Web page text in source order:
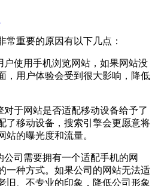
常重要的原因有以下几点：
户使用手机浏览网站，如果网站没
，用户体验会受到很大影响，降低
对于网站是否适配移动设备给予了
了移动设备，搜索引擎会更愿意将
站的曝光度和流量。
司需要拥有一个适配手机的网
一种方式。如果公司的网站无法适
旧、不专业的印象，降低公司形象